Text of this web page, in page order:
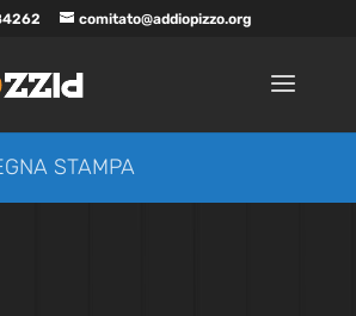
comitato@addiopizzo.org
STAMPA